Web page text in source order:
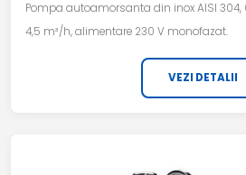
Pompa autoamorsanta din inox AISI 304,
4,5 m³/h, alimentare 230 V monofazat.
VEZI DETALII